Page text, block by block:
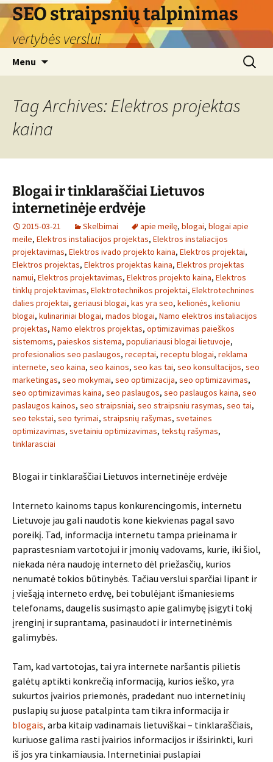
Skip
to
content
SEO straipsnių talpinimas
vertybės verslui
Menu
Search
for:
Tag Archives: Elektros projektas
kaina
Blogai ir tinklaraščiai Lietuvos
internetinėje erdvėje
2015-03-21 Skelbimai apie meilę, blogai, blogai apie
meile, Elektros instaliacijos projektas, Elektros instaliacijos
projektavimas, Elektros ivado projekto kaina, Elektros projektai,
Elektros projektas, Elektros projektas kaina, Elektros projektas
namui, Elektros projektavimas, Elektros projekto kaina, Elektros
tinklų projektavimas, Elektrotechnikos projektai, Elektrotechnines
dalies projektai, geriausi blogai, kas yra seo, kelionės, kelioniu
blogai, kulinariniai blogai, mados blogai, Namo elektros instaliacijos
projektas, Namo elektros projektas, optimizavimas paieškos
sistemoms, paieskos sistema, populiariausi blogai lietuvoje,
profesionalios seo paslaugos, receptai, receptu blogai, reklama
internete, seo kaina, seo kainos, seo kas tai, seo konsultacijos, seo
marketingas, seo mokymai, seo optimizacija, seo optimizavimas,
seo optimizavimas kaina, seo paslaugos, seo paslaugos kaina, seo
paslaugos kainos, seo straipsniai, seo straipsniu rasymas, seo tai,
seo tekstai, seo tyrimai, straipsnių rašymas, svetaines
optimizavimas, svetainiu optimizavimas, tekstų rašymas,
tinklarasciai
Blogai ir tinklaraščiai Lietuvos internetinėje erdvėje
Interneto kainoms tapus konkurencingomis, internetu
Lietuvoje jau gali naudotis kone kiekvienas pagal savo
poreikį. Tad, informacija internetu tampa prieinama ir
paprastesniam vartotojui ir įmonių vadovams, kurie, iki šiol,
niekada nėra naudoję interneto dėl priežasčių, kurios
nenumatė tokios būtinybės. Tačiau verslui sparčiai lipant ir
į viešąją interneto erdvę, bei tobulėjant išmaniesiems
telefonams, daugelis susimąsto apie galimybę įsigyti tokį
įrenginį ir suprantama, pasinaudoti ir internetinėmis
galimybės.
Tam, kad vartotojas, tai yra internete naršantis pilietis
galėtų aptikti konkrečią informaciją, kurios ieško, yra
sukurtos įvairios priemonės, pradedant nuo internetinių
puslapių su juose patalpinta tam tikra informacija ir
blogais, arba kitaip vadinamais lietuviškai – tinklaraščiais,
kuriuose galima rasti įvairios informacijos ir išsirinkti, kuri
iš jos yra tinkamiausia. Internetiniai puslapiai